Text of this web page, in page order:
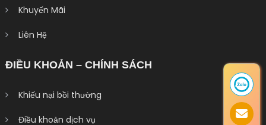
Khuyến Mãi
Liên Hệ
ĐIỀU KHOẢN – CHÍNH SÁCH
Khiếu nại bồi thường
Điều khoản dịch vụ